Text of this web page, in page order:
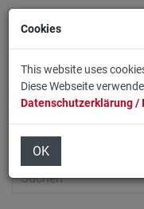
Home
Cookies
This website uses
Diese Webseite
Datenschutzerklärung /
OK